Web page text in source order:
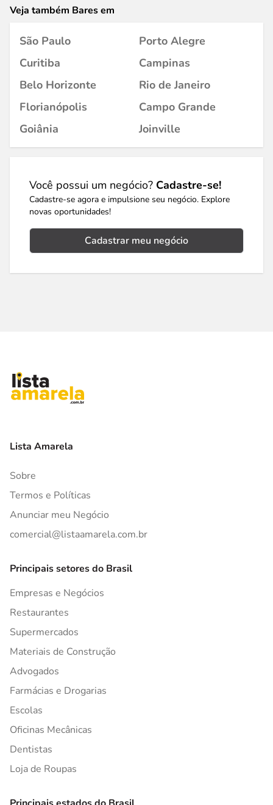
Veja também Bares em
São Paulo
Porto Alegre
Curitiba
Campinas
Belo Horizonte
Rio de Janeiro
Florianópolis
Campo Grande
Goiânia
Joinville
Você possui um negócio? Cadastre-se!
Cadastre-se agora e impulsione seu negócio. Explore
novas oportunidades!
Cadastrar meu negócio
Lista Amarela
Sobre
Termos e Políticas
Anunciar meu Negócio
comercial@listaamarela.com.br
Principais setores do Brasil
Empresas e Negócios
Restaurantes
Supermercados
Materiais de Construção
Advogados
Farmácias e Drogarias
Escolas
Oficinas Mecânicas
Dentistas
Loja de Roupas